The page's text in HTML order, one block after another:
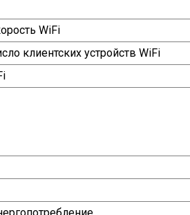
WiFi
клиентских устройств WiFi